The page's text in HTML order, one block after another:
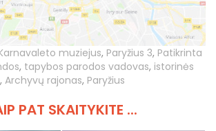
muziejus, Paryžius 3, Patikrinta
, tapybos parodos vadovas, istorinės
, Archyvų rajonas, Paryžius
PAT SKAITYKITE ...